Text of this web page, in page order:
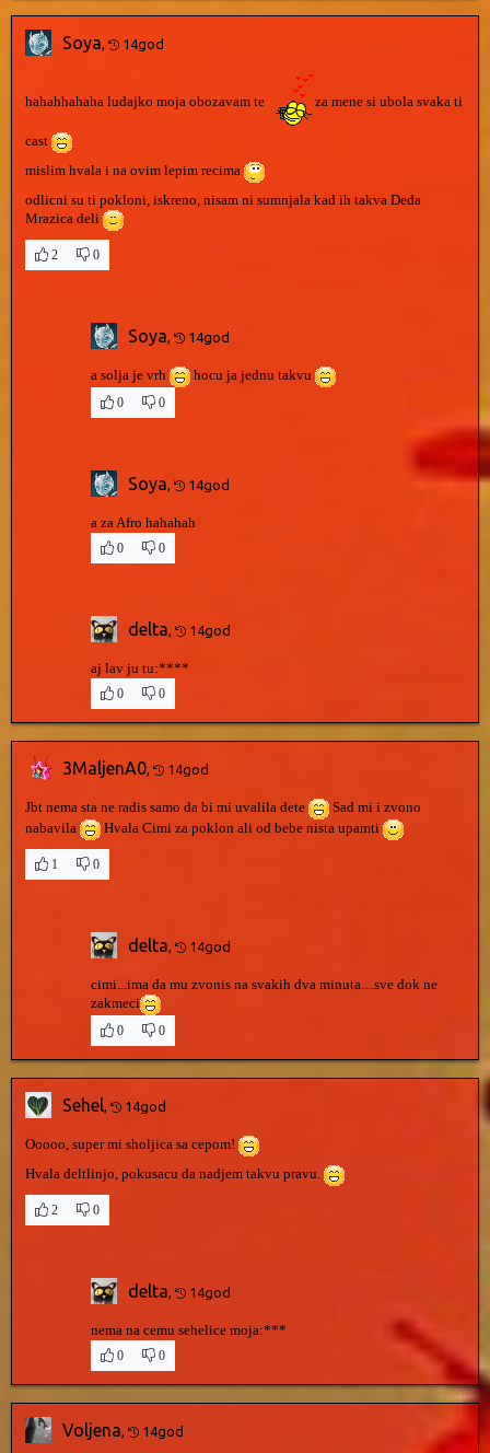
Soya 14god
hahahhahaha ludajko moja obozavam te za mene si ubola svaka ti
cast
mislim hvala i na ovim lepim recima
odlicni su ti pokloni, iskreno, nisam ni sumnjala kad ih takva Deda
Mrazica deli
2 0
Soya 14god
a solja je vrh
hocu ja jednu takvu
0
0
Soya 14god
a za Afro hahahah
0
0
delta 14god
aj lav ju tu:****
0
0
3MaljenA0 14god
Jbt nema sta ne radis samo da bi mi uvalila dete
Sad mi i zvono
nabavila
Hvala Cimi za poklon ali od bebe nista upamti
1 0
delta 14god
cimi...ima da mu zvonis na svakih dva minuta....sve dok ne
zakmeci
0
0
Sehel 14god
Ooooo, super mi sholjica sa cepom!
Hvala deltlinjo, pokusacu da nadjem takvu pravu.
2 0
delta 14god
nema na cemu sehelice moja:***
0
0
Voljena 14god